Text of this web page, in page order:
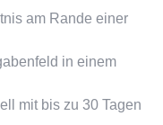
am Rande einer
in einem
mit bis zu 30 Tagen